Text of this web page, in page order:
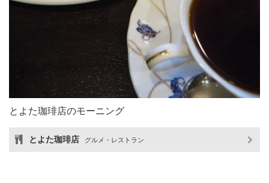
とよた珈琲店のモーニング
とよた珈琲店 グルメ・レストラン